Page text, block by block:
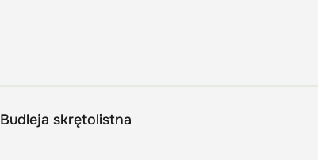
Budleja skrętolistna